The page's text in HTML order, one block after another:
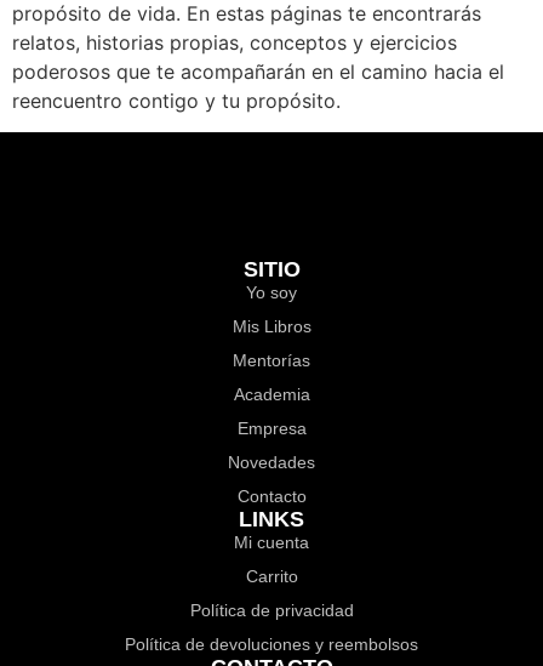
propósito de vida. En estas páginas te encontrarás
relatos, historias propias, conceptos y ejercicios
poderosos que te acompañarán en el camino hacia el
reencuentro contigo y tu propósito.
SITIO
Yo soy
Mis Libros
Mentorías
Academia
Empresa
Novedades
Contacto
LINKS
Mi cuenta
Carrito
Política de privacidad
Política de devoluciones y reembolsos